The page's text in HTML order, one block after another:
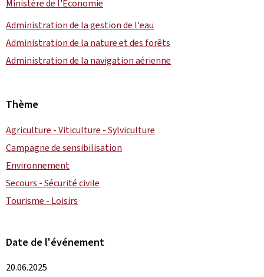
Ministère de l'Économie
Administration de la gestion de l'eau
Administration de la nature et des forêts
Administration de la navigation aérienne
Thème
Agriculture - Viticulture - Sylviculture
Campagne de sensibilisation
Environnement
Secours - Sécurité civile
Tourisme - Loisirs
Date de l'événement
20.06.2025